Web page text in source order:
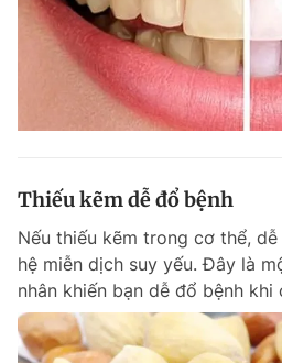
Thiếu kẽm dễ đổ bệnh
Nếu thiếu kẽm trong cơ thể,
hệ miễn dịch suy yếu. Đây là
nhân khiến bạn dễ đổ bệnh khi